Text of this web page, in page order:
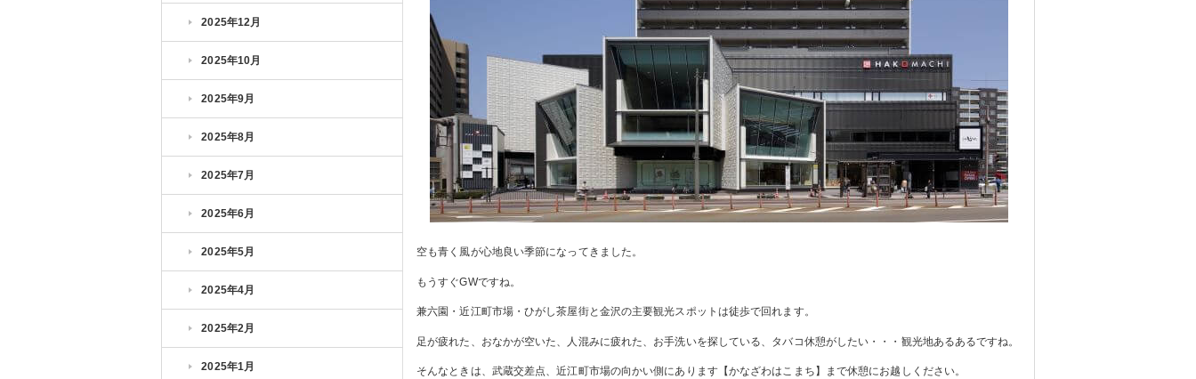
2025年12月
2025年10月
2025年9月
2025年8月
2025年7月
2025年6月
2025年5月
2025年4月
2025年2月
2025年1月
空も青く風が心地良い季節になってきました。
もうすぐGWですね。
兼六園・近江町市場・ひがし茶屋街と金沢の主要観光スポットは徒歩で回れます。
足が疲れた、おなかが空いた、人混みに疲れた、お手洗いを探している、タバコ休憩がしたい・・・観光地あるあるですね。
そんなときは、武蔵交差点、近江町市場の向かい側にあります【かなざわはこまち】まで休憩にお越しください。